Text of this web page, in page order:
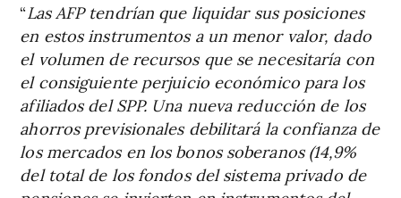
“Las AFP tendrían que liquidar sus posiciones
en estos instrumentos a un menor valor, dado
el volumen de recursos que se necesitaría con
el consiguiente perjuicio económico para los
afiliados del SPP. Una nueva reducción de los
ahorros previsionales debilitará la confianza de
los mercados en los bonos soberanos (14,9%
del total de los fondos del sistema privado de